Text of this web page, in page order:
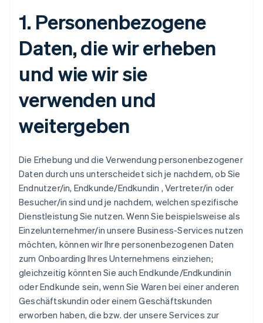
1. Personenbezogene
Daten, die wir erheben
und wie wir sie
verwenden und
weitergeben
Die Erhebung und die Verwendung personenbezogener
Daten durch uns unterscheidet sich je nachdem, ob Sie
Endnutzer/in, Endkunde/Endkundin , Vertreter/in oder
Besucher/in sind und je nachdem, welchen spezifische
Dienstleistung Sie nutzen. Wenn Sie beispielsweise als
Einzelunternehmer/in unsere Business-Services nutzen
möchten, können wir Ihre personenbezogenen Daten
zum Onboarding Ihres Unternehmens einziehen;
gleichzeitig könnten Sie auch Endkunde/Endkundinin
oder Endkunde sein, wenn Sie Waren bei einer anderen
Geschäftskundin oder einem Geschäftskunden
erworben haben, die bzw. der unsere Services zur